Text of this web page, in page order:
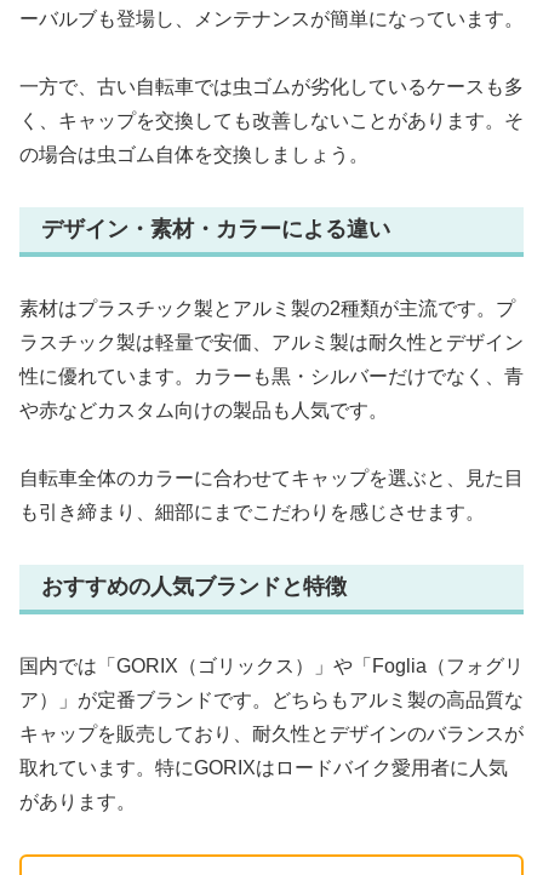
ーバルブも登場し、メンテナンスが簡単になっています。
一方で、古い自転車では虫ゴムが劣化しているケースも多
く、キャップを交換しても改善しないことがあります。そ
の場合は虫ゴム自体を交換しましょう。
デザイン・素材・カラーによる違い
素材はプラスチック製とアルミ製の2種類が主流です。プ
ラスチック製は軽量で安価、アルミ製は耐久性とデザイン
性に優れています。カラーも黒・シルバーだけでなく、青
や赤などカスタム向けの製品も人気です。
自転車全体のカラーに合わせてキャップを選ぶと、見た目
も引き締まり、細部にまでこだわりを感じさせます。
おすすめの人気ブランドと特徴
国内では「GORIX（ゴリックス）」や「Foglia（フォグリ
ア）」が定番ブランドです。どちらもアルミ製の高品質な
キャップを販売しており、耐久性とデザインのバランスが
取れています。特にGORIXはロードバイク愛用者に人気
があります。